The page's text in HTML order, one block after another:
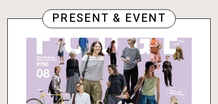
PRESENT & EVENT